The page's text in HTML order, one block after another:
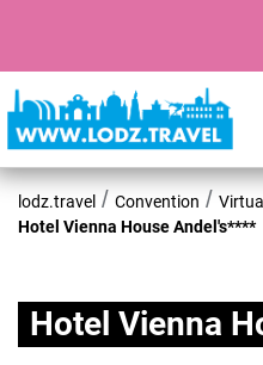
lodz.travel Convention
Hotel Vienna House Andel's****
Hotel Vienna